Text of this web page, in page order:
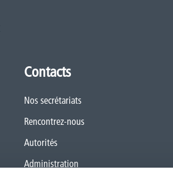
Contacts
Nos secrétariats
Rencontrez-nous
Autorités
Administration